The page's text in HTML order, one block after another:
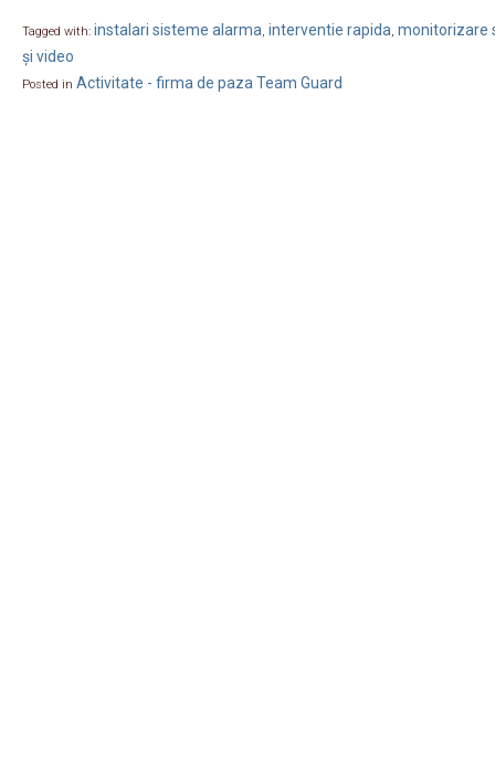
Tagged with: instalari sisteme alarma, interventie rapida, monitorizare
și video
Posted in Activitate - firma de paza Team Guard